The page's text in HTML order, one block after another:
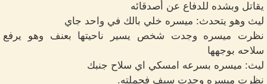
يقاتل وبشده للدفاع عن أصدقائه
ليث وهو يتحدث: ميسره خلي بالك في واحد جاي
نظرت ميسره وجدت شخص يسير ناحيتها بعنف وهو يرفع
سلاحه بوجهها
ليث: ميسره بسرعه امسكي اي سلاح جنبك
نظرت ميسره وجدت سيف فحملته.